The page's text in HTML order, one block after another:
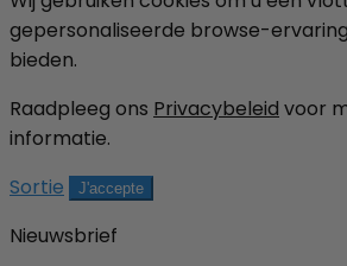
gepersonaliseerde browse-
bieden.
Raadpleeg ons Privacybeleid voor
informatie.
Sortie
J'accepte
Nieuwsbrief